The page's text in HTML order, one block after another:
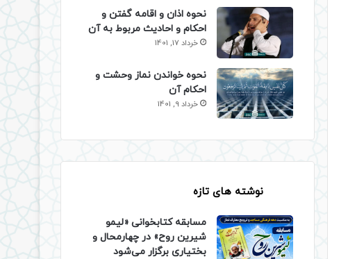
نحوه اذان و اقامه گفتن و
احکام و احادیث مربوط به آن
خرداد 17, 1401
نحوه خواندن نماز وحشت و
احکام آن
خرداد 9, 1401
نوشته های تازه
مسابقه کتابخوانی «لیمو
شیرین روح» در چهارمحال و
بختیاری برگزار می‌شود